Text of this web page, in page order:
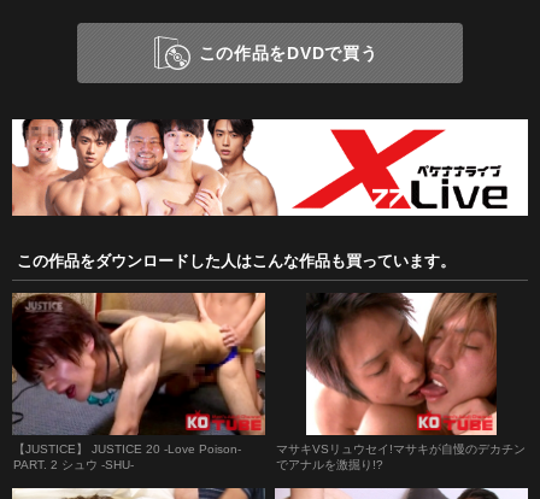
この作品をDVDで買う
この作品をダウンロードした人はこんな作品も買っています。
【JUSTICE】 JUSTICE 20 -Love Poison-
PART. 2 シュウ -SHU-
マサキVSリュウセイ!マサキが自慢のデカチン
でアナルを激掘り!?